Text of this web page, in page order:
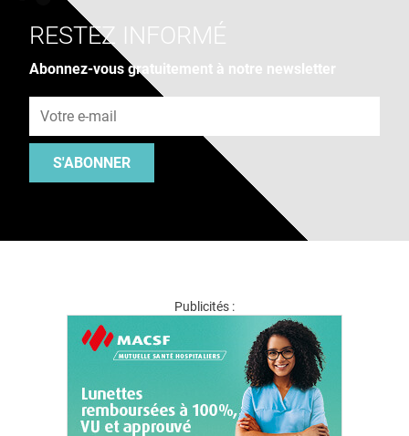
RESTEZ INFORMÉ
Abonnez-vous gratuitement à notre newsletter
S'ABONNER
Publicités :